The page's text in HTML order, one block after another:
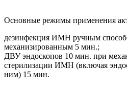
Основные режимы применения
дезинфекция ИМН ручным
механизированным 5 мин.;
ДВУ эндоскопов 10 мин. при
стерилизации ИМН (включая
ним) 15 мин.